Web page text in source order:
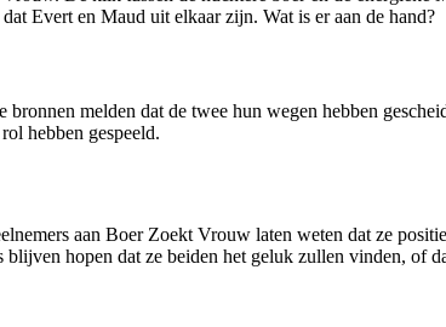
Evert en Maud uit elkaar zijn. Wat is er aan de hand?
melden dat de twee hun wegen hebben
hebben gespeeld.
aan Boer Zoekt Vrouw laten weten dat ze
hopen dat ze beiden het geluk zullen vinden, of